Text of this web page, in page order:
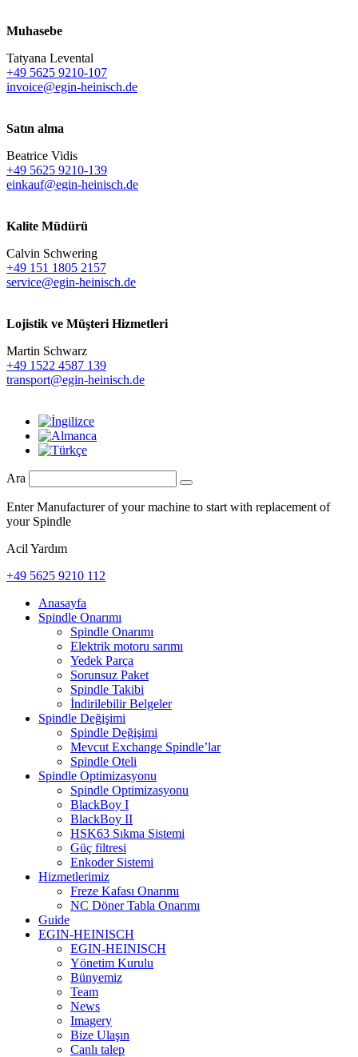
Muhasebe
Tatyana Levental
+49 5625 9210-107
invoice@egin-heinisch.de
Satın alma
Beatrice Vidis
+49 5625 9210-139
einkauf@egin-heinisch.de
Kalite Müdürü
Calvin Schwering
+49 151 1805 2157
service@egin-heinisch.de
Lojistik ve Müşteri Hizmetleri
Martin Schwarz
+49 1522 4587 139
transport@egin-heinisch.de
Ara
Enter Manufacturer of your machine to start with replacement of
your Spindle
Acil Yardım
+49 5625 9210 112
Anasayfa
Spindle Onarımı
Spindle Onarımı
Elektrik motoru sarımı
Yedek Parça
Sorunsuz Paket
Spindle Takibi
İndirilebilir Belgeler
Spindle Değişimi
Spindle Değişimi
Mevcut Exchange Spindle’lar
Spindle Oteli
Spindle Optimizasyonu
Spindle Optimizasyonu
BlackBoy I
BlackBoy II
HSK63 Sıkma Sistemi
Güç filtresi
Enkoder Sistemi
Hizmetlerimiz
Freze Kafası Onarımı
NC Döner Tabla Onarımı
Guide
EGIN-HEINISCH
EGIN-HEINISCH
Yönetim Kurulu
Bünyemiz
Team
News
Imagery
Bize Ulaşın
Canlı talep